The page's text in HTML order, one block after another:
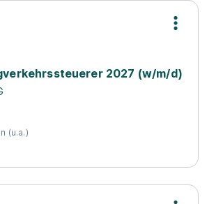
2027 (w/m/d)
(u.a.)